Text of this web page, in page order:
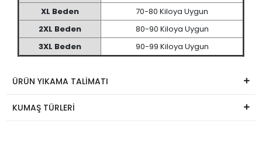
XL Beden
70-80 Kiloya Uygun
2XL Beden
80-90 Kiloya Uygun
3XL Beden
90-99 Kiloya Uygun
ÜRÜN YIKAMA TALİMATI
KUMAŞ TÜRLERİ